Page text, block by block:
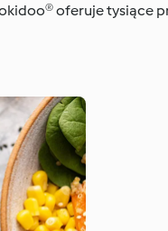
oferuje tysiące